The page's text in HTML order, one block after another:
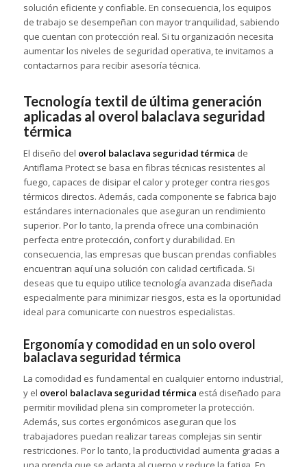
solución eficiente y confiable. En consecuencia, los equipos
de trabajo se desempeñan con mayor tranquilidad, sabiendo
que cuentan con protección real. Si tu organización necesita
aumentar los niveles de seguridad operativa, te invitamos a
contactarnos para recibir asesoría técnica.
Tecnología textil de última generación
aplicadas al overol balaclava seguridad
térmica
El diseño del overol balaclava seguridad térmica de
Antiflama Protect se basa en fibras técnicas resistentes al
fuego, capaces de disipar el calor y proteger contra riesgos
térmicos directos. Además, cada componente se fabrica bajo
estándares internacionales que aseguran un rendimiento
superior. Por lo tanto, la prenda ofrece una combinación
perfecta entre protección, confort y durabilidad. En
consecuencia, las empresas que buscan prendas confiables
encuentran aquí una solución con calidad certificada. Si
deseas que tu equipo utilice tecnología avanzada diseñada
especialmente para minimizar riesgos, esta es la oportunidad
ideal para comunicarte con nuestros especialistas.
Ergonomía y comodidad en un solo overol
balaclava seguridad térmica
La comodidad es fundamental en cualquier entorno industrial,
y el overol balaclava seguridad térmica está diseñado para
permitir movilidad plena sin comprometer la protección.
Además, sus cortes ergonómicos aseguran que los
trabajadores puedan realizar tareas complejas sin sentir
restricciones. Por lo tanto, la productividad aumenta gracias a